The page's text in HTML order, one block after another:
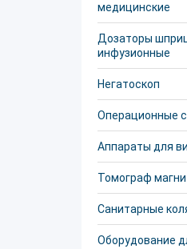
медицинские
Дозаторы
инфузионные
Негатоскоп
Операционные
Аппараты для
Томограф
Санитарные
Оборудование